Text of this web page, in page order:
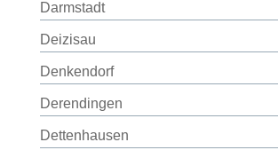
Darmstadt
Deizisau
Denkendorf
Derendingen
Dettenhausen